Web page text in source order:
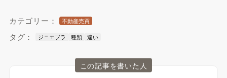
カテゴリー： 不動産売買
タグ： ジニエブラ 種類 違い
この記事を書いた人